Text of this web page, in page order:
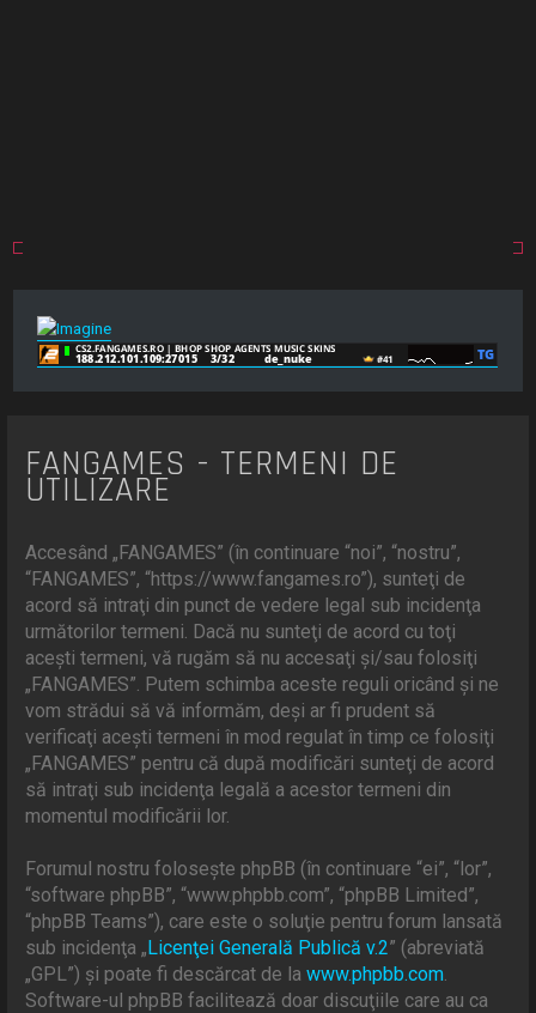
FANGAMES - TERMENI DE
UTILIZARE
Accesând „FANGAMES” (în continuare “noi”, “nostru”,
“FANGAMES”, “https://www.fangames.ro”), sunteţi de
acord să intraţi din punct de vedere legal sub incidenţa
următorilor termeni. Dacă nu sunteţi de acord cu toţi
aceşti termeni, vă rugăm să nu accesaţi şi/sau folosiţi
„FANGAMES”. Putem schimba aceste reguli oricând şi ne
vom strădui să vă informăm, deşi ar fi prudent să
verificaţi aceşti termeni în mod regulat în timp ce folosiţi
„FANGAMES” pentru că după modificări sunteţi de acord
să intraţi sub incidenţa legală a acestor termeni din
momentul modificării lor.
Forumul nostru foloseşte phpBB (în continuare “ei”, “lor”,
“software phpBB”, “www.phpbb.com”, “phpBB Limited”,
“phpBB Teams”), care este o soluţie pentru forum lansată
sub incidenţa „Licenţei Generală Publică v.2” (abreviată
„GPL”) şi poate fi descărcat de lawww.phpbb.com
Software-ul phpBB facilitează doar discuţiile care au ca